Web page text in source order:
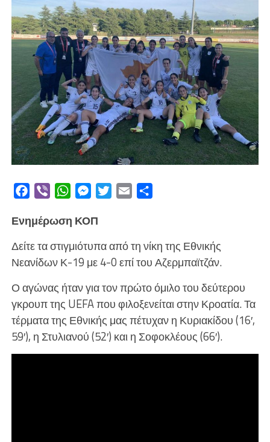
Facebook
Viber WhatsAppMessengerTwitterEmail
Ενημέρωση ΚΟΠ
Δείτε τα στιγμιότυπα από τη νίκη της Εθνικής
Νεανίδων Κ-19 με 4-0 επί του Αζερμπαϊτζάν.
Ο αγώνας ήταν για τον πρώτο όμιλο του δεύτερου
γκρουπ της UEFA που φιλοξενείται στην Κροατία. Τα
τέρματα της Εθνικής μας πέτυχαν η Κυριακίδου (16′,
59′), η Στυλιανού (52′) και η Σοφοκλέους (66′).